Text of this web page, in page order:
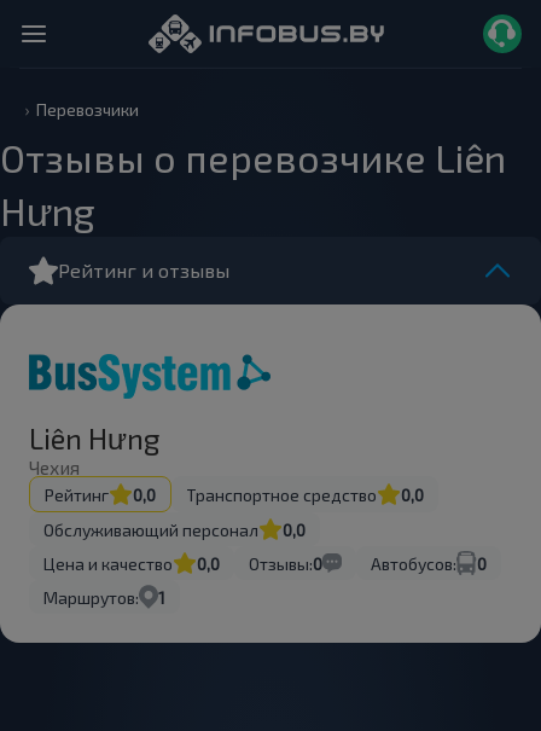
Перевозчики
Отзывы о перевозчике Liên
Hưng
Рейтинг и отзывы
Liên Hưng
Чехия
Рейтинг 0,0 Транспортное средство
0,0
Обслуживающий персонал
0,0
Цена и качество
0,0 Отзывы:0 Автобусов:
0
Маршрутов:
1